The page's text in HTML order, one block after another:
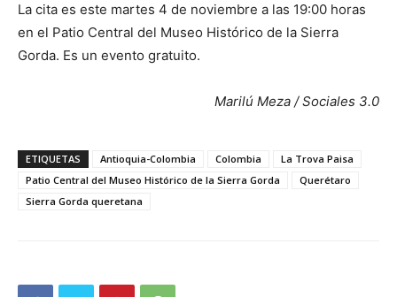
La cita es este martes 4 de noviembre a las 19:00 horas
en el Patio Central del Museo Histórico de la Sierra
Gorda. Es un evento gratuito.
Marilú Meza / Sociales 3.0
ETIQUETAS Antioquia-Colombia Colombia
La Trova Paisa
Patio Central del Museo Histórico de la Sierra Gorda
Querétaro
Sierra Gorda queretana